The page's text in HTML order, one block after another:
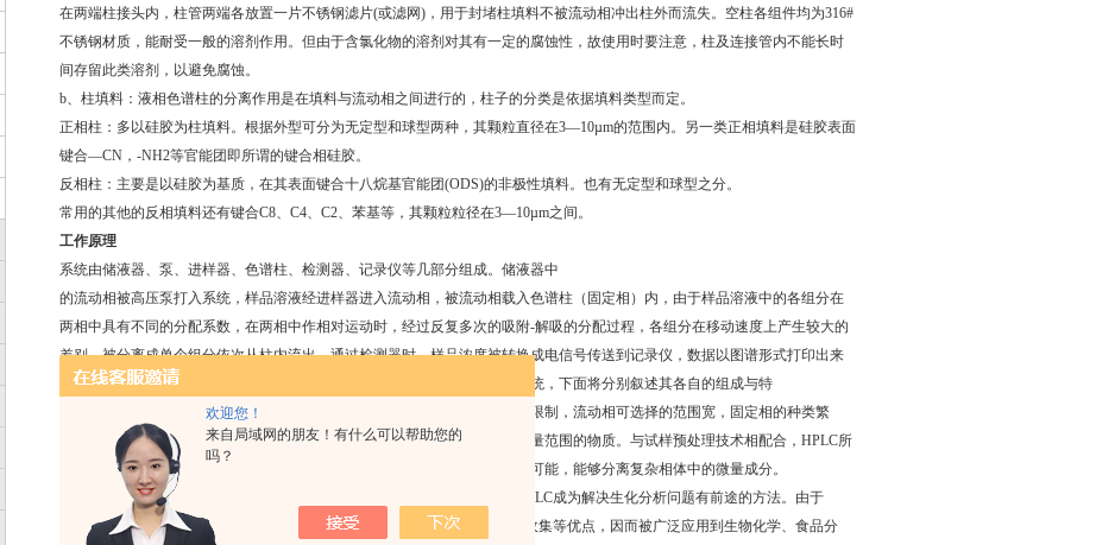
欢迎您！
来自局域网的朋友！有什么可以帮助您的
吗？
在两端柱接头内，柱管两端各放置一片不锈钢滤片(或滤网)，用于封堵柱填料不被流动相冲出柱外而流失。空柱各组件均为316#
不锈钢材质，能耐受一般的溶剂作用。但由于含氯化物的溶剂对其有一定的腐蚀性，故使用时要注意，柱及连接管内不能长时
间存留此类溶剂，以避免腐蚀。
b、柱填料：液相色谱柱的分离作用是在填料与流动相之间进行的，柱子的分类是依据填料类型而定。
正相柱：多以硅胶为柱填料。根据外型可分为无定型和球型两种，其颗粒直径在3—10µm的范围内。另一类正相填料是硅胶表面
键合—CN，-NH2等官能团即所谓的键合相硅胶。
反相柱：主要是以硅胶为基质，在其表面键合十八烷基官能团(ODS)的非极性填料。也有无定型和球型之分。
常用的其他的反相填料还有键合C8、C4、C2、苯基等，其颗粒粒径在3—10µm之间。
工作原理
系统由储液器、泵、进样器、色谱柱、检测器、记录仪等几部分组成。储液器中
的流动相被高压泵打入系统，样品溶液经进样器进入流动相，被流动相载入色谱柱（固定相）内，由于样品溶液中的各组分在
两相中具有不同的分配系数，在两相中作相对运动时，经过反复多次的吸附-解吸的分配过程，各组分在移动速度上产生较大的
差别，被分离成单个组分依次从柱内流出，通过检测器时，样品浓度被转换成电信号传送到记录仪，数据以图谱形式打印出来
液相色谱仪主要有进样系统、输液系统、分离系统、检测系统和数据处理系统，下面将分别叙述其各自的组成与特
液相色谱仪的应用：液相色谱法只要求样品能制成溶液，不受样品挥发性的限制，流动相可选择的范围宽，固定相的种类繁
多，因而可以分离热不稳定和非挥发性的、离解的和非离解的以及各种分子量范围的物质。与试样预处理技术相配合，HPLC所
达到的高分辨率和高灵敏度，使分离和同时测定性质上十分相近的物质成为可能，能够分离复杂相体中的微量成分。
随着固定相的发展，有可能在充分保持生化物质活性的条件下完成其分离HPLC成为解决生化分析问题有前途的方法。由于
HPLC具有高分辨率、高灵敏度、速度快、色谱柱可反复利用，流出组分易收集等优点，因而被广泛应用到生物化学、食品分